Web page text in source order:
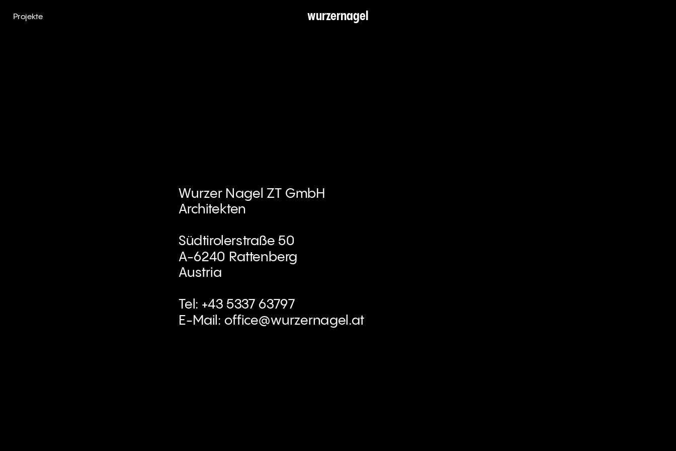
Wurzer Nagel ZT GmbH
Architekten
Südtirolerstraße 50
A-6240 Rattenberg
Austria
Tel: +43 5337 63797
E-Mail: office@wurzernagel.at
wurzernagel
Projekte